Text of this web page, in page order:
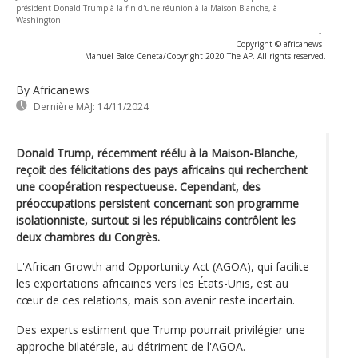
président Donald Trump à la fin d'une réunion à la Maison Blanche, à
Washington.
-
Copyright © africanews
Manuel Balce Ceneta/Copyright 2020 The AP. All rights reserved.
By Africanews
Dernière MAJ: 14/11/2024
Donald Trump, récemment réélu à la Maison-Blanche,
reçoit des félicitations des pays africains qui recherchent
une coopération respectueuse. Cependant, des
préoccupations persistent concernant son programme
isolationniste, surtout si les républicains contrôlent les
deux chambres du Congrès.
L'African Growth and Opportunity Act (AGOA), qui facilite
les exportations africaines vers les États-Unis, est au
cœur de ces relations, mais son avenir reste incertain.
Des experts estiment que Trump pourrait privilégier une
approche bilatérale, au détriment de l'AGOA.